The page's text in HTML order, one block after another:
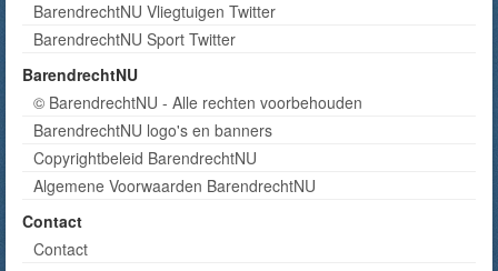
BarendrechtNU Vliegtuigen Twitter
BarendrechtNU Sport Twitter
BarendrechtNU
© BarendrechtNU - Alle rechten voorbehouden
BarendrechtNU logo's en banners
Copyrightbeleid BarendrechtNU
Algemene Voorwaarden BarendrechtNU
Contact
Contact